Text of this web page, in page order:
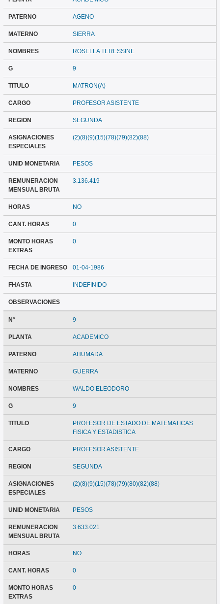
PATERNO AGENO
MATERNO SIERRA
NOMBRES ROSELLA TERESSINE
G 9
TITULO MATRON(A)
CARGO PROFESOR ASISTENTE
REGION SEGUNDA
ASIGNACIONES
ESPECIALES
(2)(8)(9)(15)(78)(79)(82)(88)
UNID MONETARIA PESOS
REMUNERACION
MENSUAL BRUTA
3.136.419
HORAS NO
CANT. HORAS 0
MONTO HORAS
EXTRAS
0
FECHA DE INGRESO 01-04-1986
FHASTA INDEFINIDO
OBSERVACIONES
N° 9
PLANTA ACADEMICO
PATERNO AHUMADA
MATERNO GUERRA
NOMBRES WALDO ELEODORO
G 9
TITULO
PROFESOR DE ESTADO DE MATEMATICAS
FISICA Y ESTADISTICA
CARGO PROFESOR ASISTENTE
REGION SEGUNDA
ASIGNACIONES
ESPECIALES
(2)(8)(9)(15)(78)(79)(80)(82)(88)
UNID MONETARIA PESOS
REMUNERACION
MENSUAL BRUTA
3.633.021
HORAS NO
CANT. HORAS 0
MONTO HORAS
EXTRAS
0